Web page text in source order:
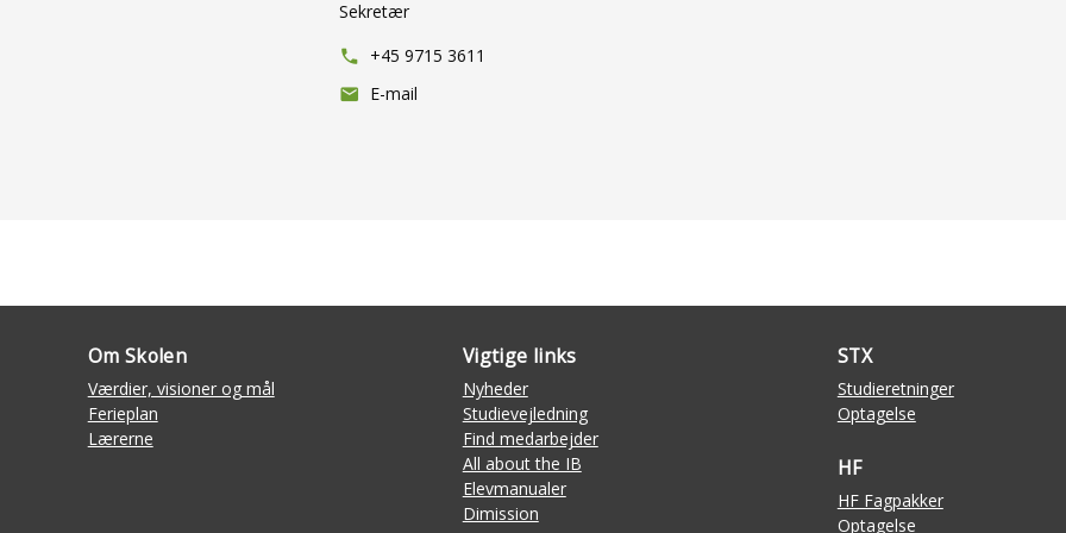
Sekretær
phone +45 9715 3611
mail E-mail
Om Skolen
Værdier, visioner og mål
Ferieplan
Lærerne
Vigtige links
Nyheder
Studievejledning
Find medarbejder
All about the IB
Elevmanualer
Dimission
STX
Studieretninger
Optagelse
HF
HF Fagpakker
Optagelse